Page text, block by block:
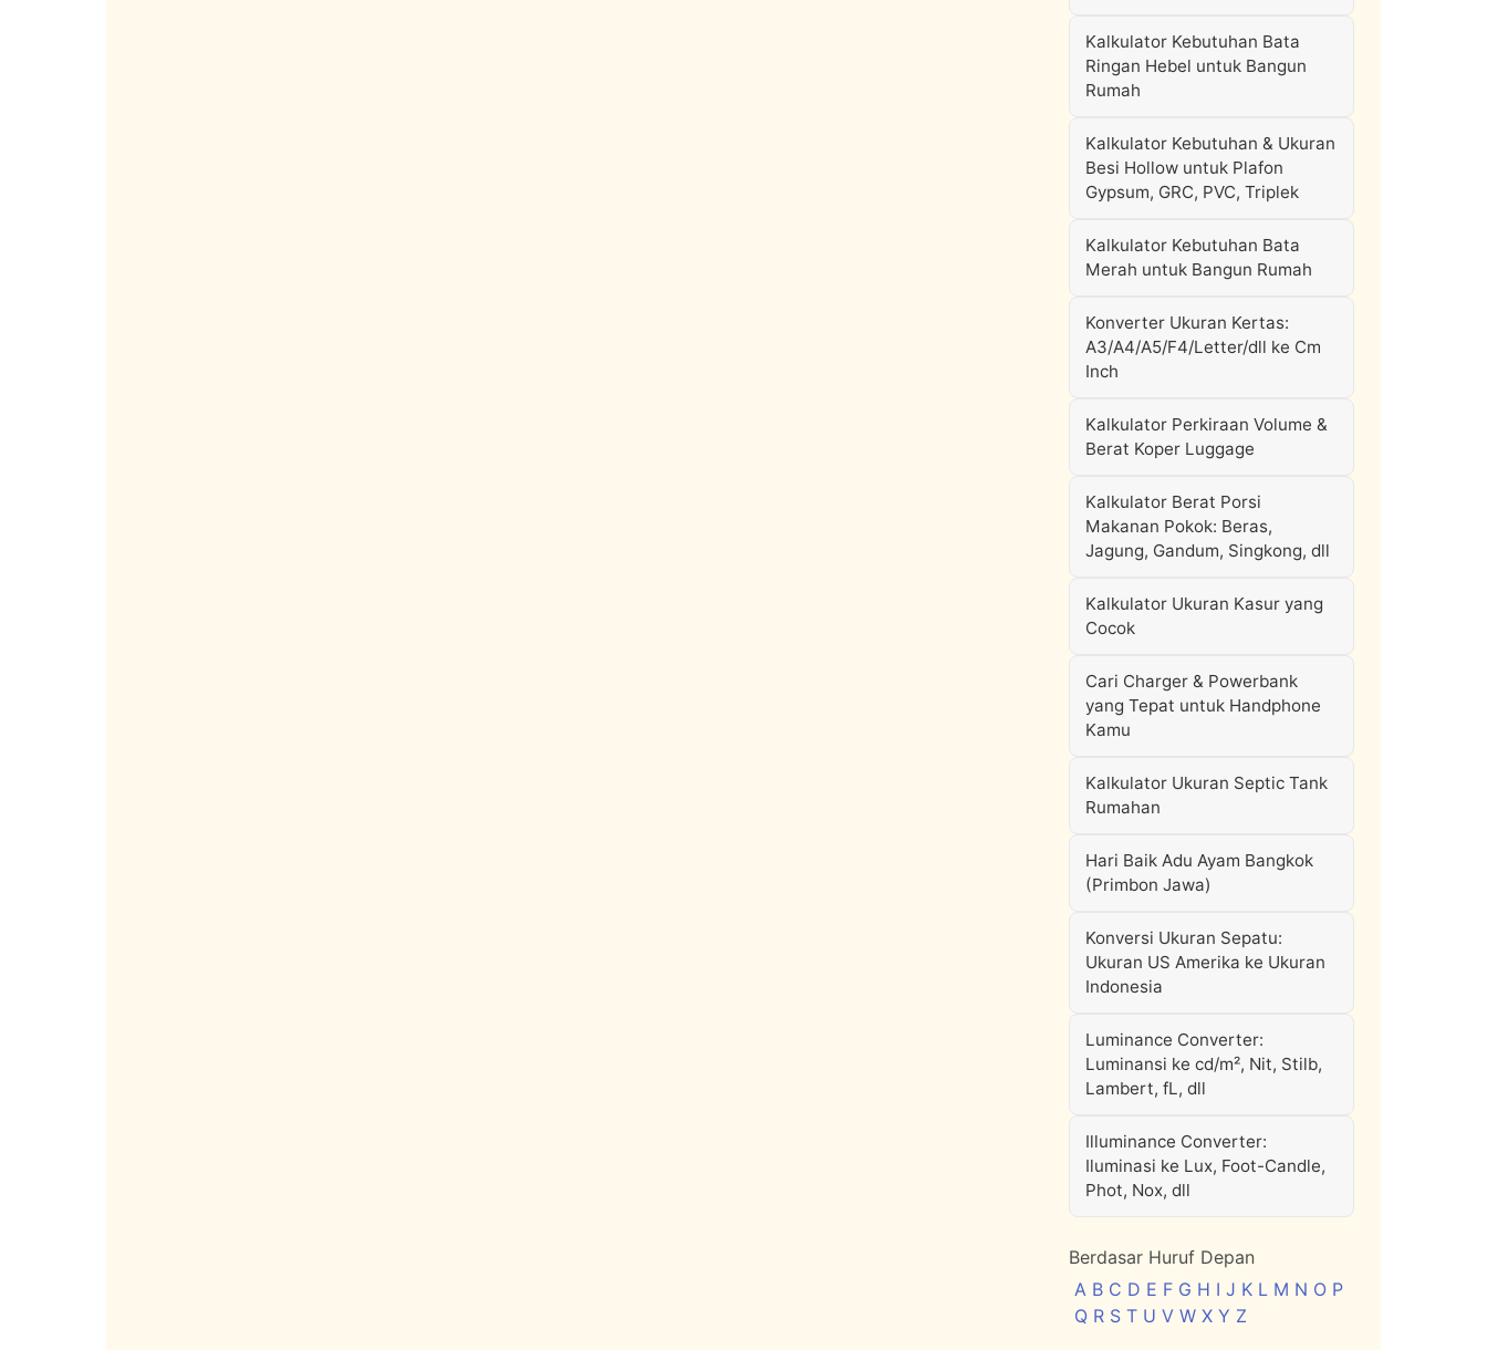
Kalkulator Kebutuhan Bata
Ringan Hebel untuk Bangun
Rumah
Kalkulator Kebutuhan & Ukuran
Besi Hollow untuk Plafon
Gypsum, GRC, PVC, Triplek
Kalkulator Kebutuhan Bata
Merah untuk Bangun Rumah
Konverter Ukuran Kertas:
A3/A4/A5/F4/Letter/dll ke Cm
Inch
Kalkulator Perkiraan Volume &
Berat Koper Luggage
Kalkulator Berat Porsi
Makanan Pokok: Beras,
Jagung, Gandum, Singkong, dll
Kalkulator Ukuran Kasur yang
Cocok
Cari Charger & Powerbank
yang Tepat untuk Handphone
Kamu
Kalkulator Ukuran Septic Tank
Rumahan
Hari Baik Adu Ayam Bangkok
(Primbon Jawa)
Konversi Ukuran Sepatu:
Ukuran US Amerika ke Ukuran
Indonesia
Luminance Converter:
Luminansi ke cd/m², Nit, Stilb,
Lambert, fL, dll
Illuminance Converter:
Iluminasi ke Lux, Foot-Candle,
Phot, Nox, dll
Berdasar Huruf Depan
A B C D E F G H I J K L M N O P
Q R S T U V W X Y Z